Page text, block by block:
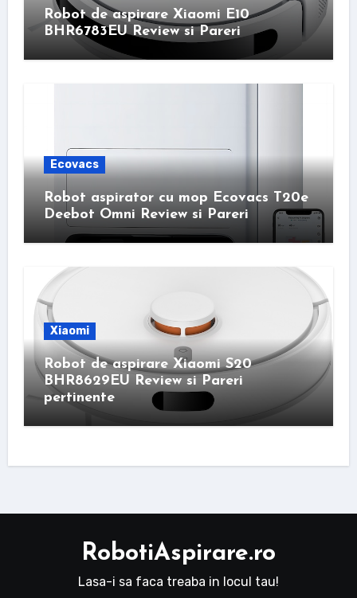
Robot de aspirare Xiaomi E10
BHR6783EU Review si Pareri
Ecovacs
Robot aspirator cu mop Ecovacs T20e
Deebot Omni Review si Pareri
Xiaomi
Robot de aspirare Xiaomi S20
BHR8629EU Review si Pareri
pertinente
RobotiAspirare.ro
Lasa-i sa faca treaba in locul tau!